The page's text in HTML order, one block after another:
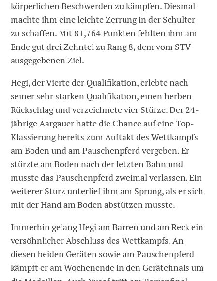
körperlichen Beschwerden zu kämpfen. Diesmal
machte ihm eine leichte Zerrung in der Schulter
zu schaffen. Mit 81,764 Punkten fehlten ihm am
Ende gut drei Zehntel zu Rang 8, dem vom STV
ausgegebenen Ziel.
Hegi, der Vierte der Qualifikation, erlebte nach
seiner sehr starken Qualifikation, einen herben
Rückschlag und verzeichnete vier Stürze. Der 24-
jährige Aargauer hatte die Chance auf eine Top-
Klassierung bereits zum Auftakt des Wettkampfs
am Boden und am Pauschenpferd vergeben. Er
stürzte am Boden nach der letzten Bahn und
musste das Pauschenpferd zweimal verlassen. Ein
weiterer Sturz unterlief ihm am Sprung, als er sich
mit der Hand am Boden abstützen musste.
Immerhin gelang Hegi am Barren und am Reck ein
versöhnlicher Abschluss des Wettkampfs. An
diesen beiden Geräten sowie am Pauschenpferd
kämpft er am Wochenende in den Gerätefinals um